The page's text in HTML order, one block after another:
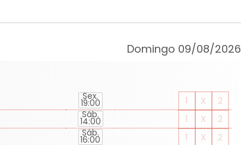
Domingo 09/08/2026
Sex.
19:00 1 X
2
Sáb.
14:00 1 X
2
Sáb.
16:00 1 X
2